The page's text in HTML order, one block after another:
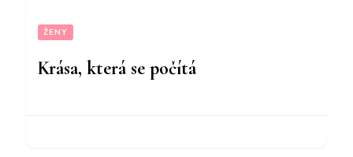
ŽENY
Krása, která se počítá